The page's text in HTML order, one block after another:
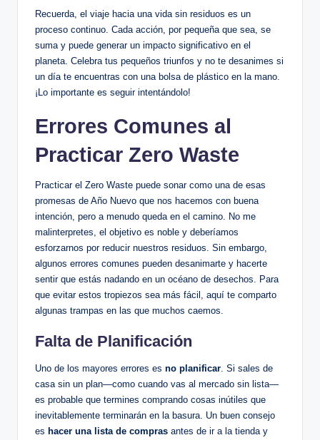
Recuerda, el viaje hacia una vida sin residuos es un
proceso continuo. Cada acción, por pequeña que sea, se
suma y puede generar un impacto significativo en el
planeta. Celebra tus pequeños triunfos y no te desanimes si
un día te encuentras con una bolsa de plástico en la mano.
¡Lo importante es seguir intentándolo!
Errores Comunes al
Practicar Zero Waste
Practicar el Zero Waste puede sonar como una de esas
promesas de Año Nuevo que nos hacemos con buena
intención, pero a menudo queda en el camino. No me
malinterpretes, el objetivo es noble y deberíamos
esforzarnos por reducir nuestros residuos. Sin embargo,
algunos errores comunes pueden desanimarte y hacerte
sentir que estás nadando en un océano de desechos. Para
que evitar estos tropiezos sea más fácil, aquí te comparto
algunas trampas en las que muchos caemos.
Falta de Planificación
Uno de los mayores errores es no planificar. Si sales de
casa sin un plan—como cuando vas al mercado sin lista—
es probable que termines comprando cosas inútiles que
inevitablemente terminarán en la basura. Un buen consejo
es hacer una lista de compras antes de ir a la tienda y